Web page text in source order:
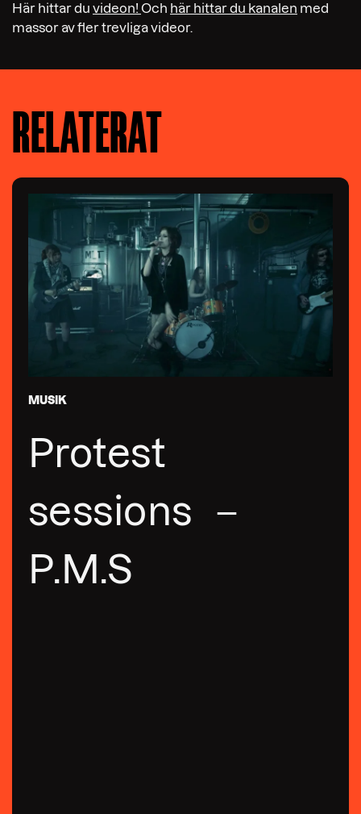
Här hittar du videon! Och här hittar du kanalen med
massor av fler trevliga videor.
RELATERAT
MUSIK
Protest
sessions –
P.M.S